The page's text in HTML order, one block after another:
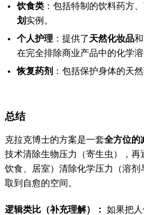
饮食类 ：包括特制的饮料药方
划实例。
个人护理 ：提供了天然化妆品
在完全排除商业产品中的化学溶
恢复药剂 ：包括保护身体的天
总结
克拉克博士的方案是一套全方位的
技术清除生物压力（寄生虫），再
饮食、居室）清除化学压力（溶
取到自愈的空间。
逻辑类比（补充理解）： 如果把